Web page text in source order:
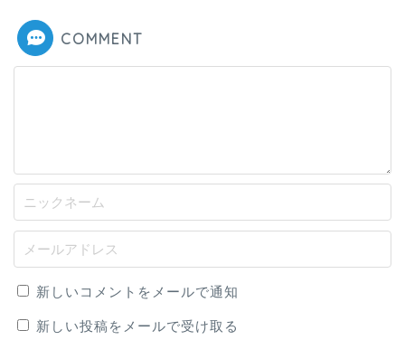
COMMENT
新しいコメントをメールで通知
新しい投稿をメールで受け取る